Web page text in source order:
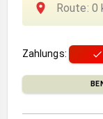
Route: 0
Zahlungs: